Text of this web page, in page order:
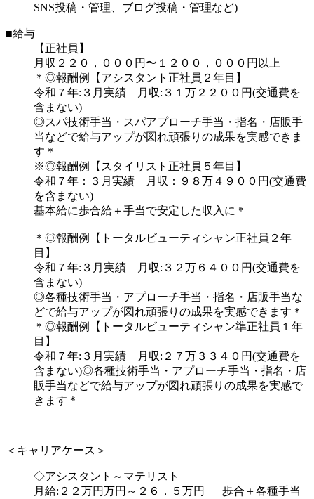
SNS投稿・管理、ブログ投稿・管理など)
■給与
【正社員】
月収２２０，０００円〜１２００，０００円以上
＊◎報酬例【アシスタント正社員２年目】
令和７年:３月実績 月収:３１万２２００円(交通費を
含まない)
◎スパ技術手当・スパアプローチ手当・指名・店販手
当などで給与アップが図れ頑張りの成果を実感できま
す＊
※◎報酬例【スタイリスト正社員５年目】
令和７年：３月実績 月収：９８万４９００円(交通費
を含まない)
基本給に歩合給＋手当で安定した収入に＊
＊◎報酬例【トータルビューティシャン正社員２年
目】
令和７年:３月実績 月収:３２万６４００円(交通費を
含まない)
◎各種技術手当・アプローチ手当・指名・店販手当な
どで給与アップが図れ頑張りの成果を実感できます＊
＊◎報酬例【トータルビューティシャン準正社員１年
目】
令和７年:３月実績 月収:２７万３３４０円(交通費を
含まない)◎各種技術手当・アプローチ手当・指名・店
販手当などで給与アップが図れ頑張りの成果を実感で
きます＊
＜キャリアケース＞
◇アシスタント～マテリスト
月給:２２万円万円～２６．５万円 +歩合＋各種手当